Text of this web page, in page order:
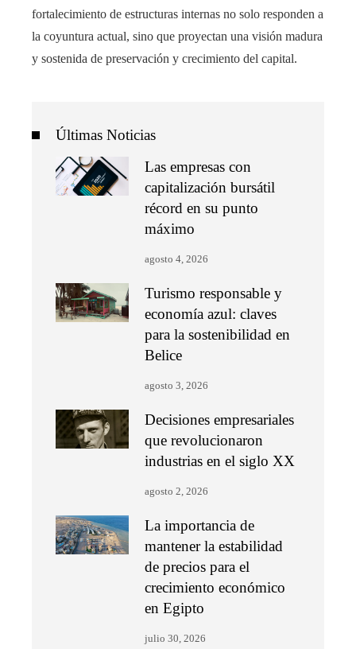
fortalecimiento de estructuras internas no solo responden a
la coyuntura actual, sino que proyectan una visión madura
y sostenida de preservación y crecimiento del capital.
Últimas Noticias
Las empresas con
capitalización bursátil
récord en su punto
máximo
agosto 4, 2026
Turismo responsable y
economía azul: claves
para la sostenibilidad en
Belice
agosto 3, 2026
Decisiones empresariales
que revolucionaron
industrias en el siglo XX
agosto 2, 2026
La importancia de
mantener la estabilidad
de precios para el
crecimiento económico
en Egipto
julio 30, 2026